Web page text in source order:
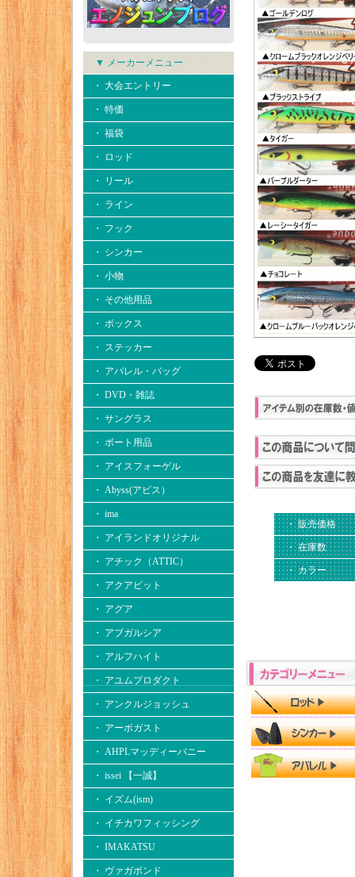
▼ メーカーメニュー
・ 大会エントリー
・ 特価
・ 福袋
・ ロッド
・ リール
・ ライン
・ フック
・ シンカー
・ 小物
・ その他用品
・ ボックス
・ ステッカー
・ アパレル・バッグ
・ DVD・雑誌
・ サングラス
・ ボート用品
・ アイスフォーゲル
・ Abyss(アビス）
・ ima
・ アイランドオリジナル
・ アチック（ATTIC）
・ アクアビット
・ アグア
・ アブガルシア
・ アルフハイト
・ アユムプロダクト
・ アンクルジョッシュ
・ アーボガスト
・ AHPLマッディーバニー
・ issei 【一誠】
・ イズム(ism)
・ イチカワフィッシング
・ IMAKATSU
・ ヴァガボンド
・ 販売価格
・ 在庫数
・ カラー